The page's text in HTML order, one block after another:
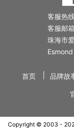
客服热
客服邮
珠海市
首页 品牌故
Copyright © 2003 -